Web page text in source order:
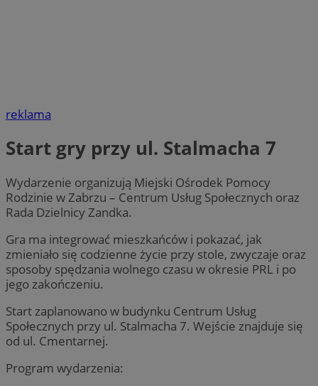
reklama
Start gry przy ul. Stalmacha 7
Wydarzenie organizują Miejski Ośrodek Pomocy
Rodzinie w Zabrzu – Centrum Usług Społecznych oraz
Rada Dzielnicy Zandka.
Gra ma integrować mieszkańców i pokazać, jak
zmieniało się codzienne życie przy stole, zwyczaje oraz
sposoby spędzania wolnego czasu w okresie PRL i po
jego zakończeniu.
Start zaplanowano w budynku Centrum Usług
Społecznych przy ul. Stalmacha 7. Wejście znajduje się
od ul. Cmentarnej.
Program wydarzenia: